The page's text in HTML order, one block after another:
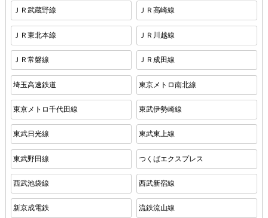
ＪＲ武蔵野線 ＪＲ高崎線
ＪＲ東北本線 ＪＲ川越線
ＪＲ常磐線 ＪＲ成田線
埼玉高速鉄道 東京メトロ南北線
東京メトロ千代田線 東武伊勢崎線
東武日光線 東武東上線
東武野田線 つくばエクスプレス
西武池袋線 西武新宿線
新京成電鉄 流鉄流山線